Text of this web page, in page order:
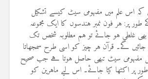
کہ اس علم میں مفہومی سیٹ کیسے تشکیل
پر: ہر فون نمبر ہندسوں کا ایک مجموعہ
غلطی ہو جائے تو ہم مطلوبہ شخص تک
جائیں گے۔ قرآن ہر چیز کو اسی طرح سمجھاتا
مفہومی سیٹ تبھی حاصل ہوتا ہے جب صحیح
پر اکٹھا کیا جائے۔ اس لیے ماہرین کو